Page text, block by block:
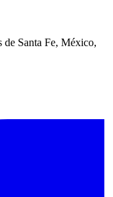
de Santa Fe, México,